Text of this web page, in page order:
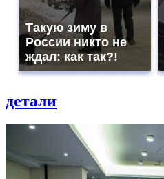
Такую зиму в
России никто не
ждал: как так?!
детали